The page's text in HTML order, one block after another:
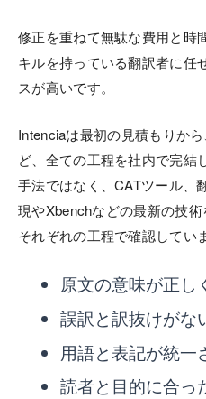
修正を重ねて無駄な費用と時
キルを持っている翻訳者に任
スが高いです。
Intenciaは最初の見積もりか
ど、全ての工程を社内で完結
手法ではなく、CATツール、
現やXbenchなどの最新の技
それぞれの工程で確認してい
原文の意味が正し
誤訳と訳抜けがな
用語と表記が統一
読者と目的に合っ